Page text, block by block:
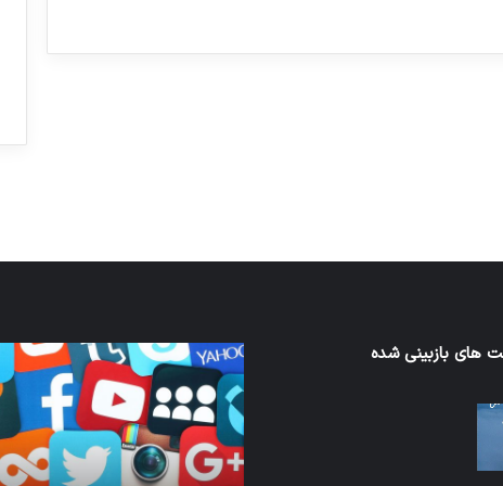
های بازبینی شده
کدام
برنامه‌های
پیام‌رسان
اطلاعات
کاربران
را